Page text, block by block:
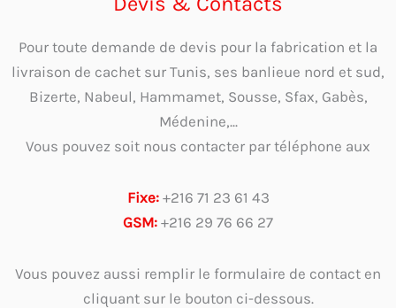
Pour toute demande de devis pour la fabrication et la
livraison de cachet sur Tunis, ses banlieue nord et sud,
Bizerte, Nabeul, Hammamet, Sousse, Sfax, Gabès,
Médenine,...
Vous pouvez soit nous contacter par téléphone aux
Fixe: +216 71 23 61 43
GSM: +216 29 76 66 27
Vous pouvez aussi remplir le formulaire de contact en
cliquant sur le bouton ci-dessous.